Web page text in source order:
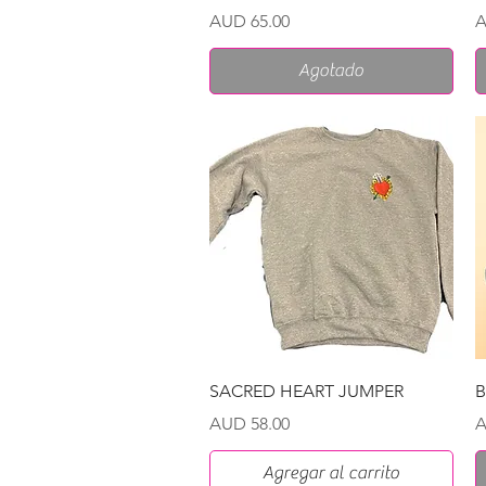
Precio
AUD 65.00
Agotado
Vista rápida
SACRED HEART JUMPER
Precio
AUD 58.00
Agregar al carrito